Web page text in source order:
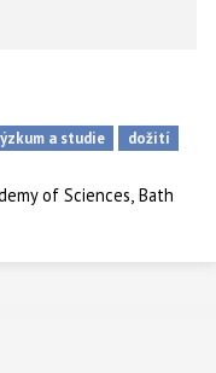
a studie
dožití
of Sciences, Bath